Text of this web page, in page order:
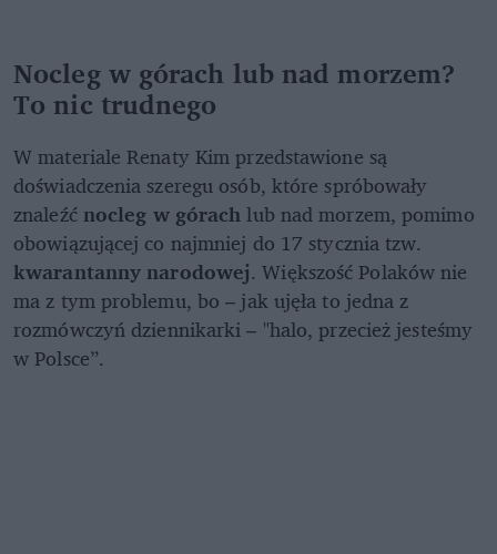
Nocleg w górach lub nad morzem?
To nic trudnego
W materiale Renaty Kim przedstawione są
doświadczenia szeregu osób, które spróbowały
znaleźćnocleg w górachlub nad morzem, pomimo
obowiązującej co najmniej do 17 stycznia tzw.
kwarantanny narodowej. Większość Polaków nie
ma z tym problemu, bo – jak ujęła to jedna z
rozmówczyń dziennikarki – "halo, przecież jesteśmy
w Polsce”.